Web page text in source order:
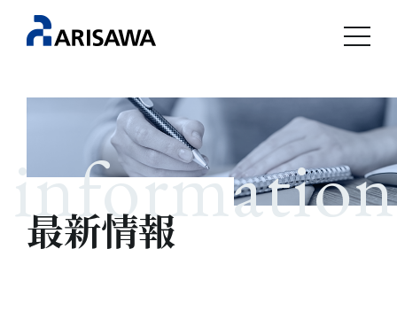
information
最新情報